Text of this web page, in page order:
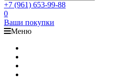
+7 (961) 653-99-88
0
Ваши покупки
Меню